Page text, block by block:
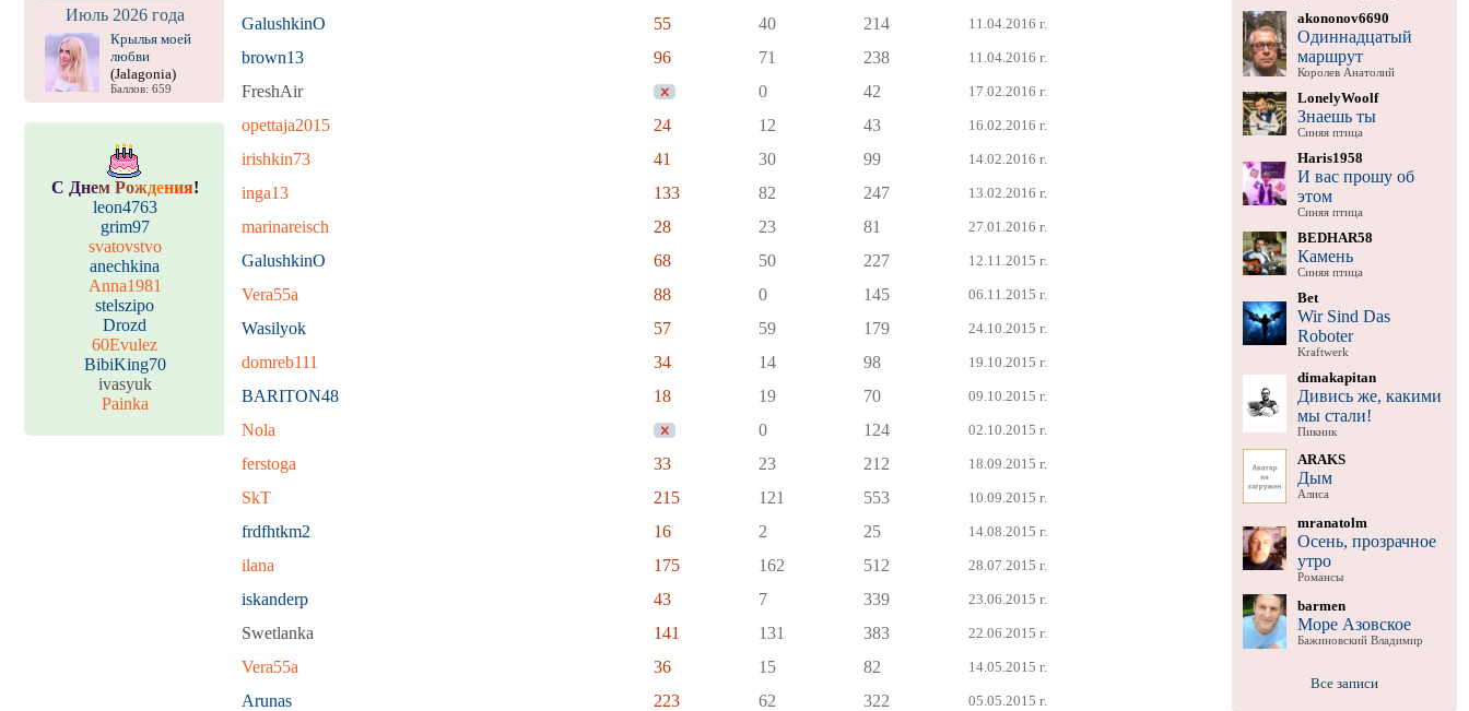
Июль 2026 года
Крылья моей
любви
(Jalagonia)
Баллов: 659
С Днем Рождения!
leon4763
grim97
svatovstvo
anechkina
Anna1981
stelszipo
Drozd
60Evulez
BibiKing70
ivasyuk
Painka
GalushkinO 55 40 214 11.04.2016 г.
brown13 96 71 238 11.04.2016 г.
FreshAir 0 42 17.02.2016 г.
opettaja2015 24 12 43 16.02.2016 г.
irishkin73 41 30 99 14.02.2016 г.
inga13 133 82 247 13.02.2016 г.
marinareisch 28 23 81 27.01.2016 г.
GalushkinO 68 50 227 12.11.2015 г.
Vera55a 88 0 145 06.11.2015 г.
Wasilyok 57 59 179 24.10.2015 г.
domreb111 34 14 98 19.10.2015 г.
BARITON48 18 19 70 09.10.2015 г.
Nola 0 124 02.10.2015 г.
ferstoga 33 23 212 18.09.2015 г.
SkT 215 121 553 10.09.2015 г.
frdfhtkm2 16 2 25 14.08.2015 г.
ilana 175 162 512 28.07.2015 г.
iskanderp 43 7 339 23.06.2015 г.
Swetlanka 141 131 383 22.06.2015 г.
Vera55a 36 15 82 14.05.2015 г.
Arunas 223 62 322 05.05.2015 г.
akononov6690
Одиннадцатый
маршрут
Королев Анатолий
LonelyWoolf
Знаешь ты
Синяя птица
Haris1958
И вас прошу об
этом
Синяя птица
BEDHAR58
Камень
Синяя птица
Bet
Wir Sind Das
Roboter
Kraftwerk
dimakapitan
Дивись же, какими
мы стали!
Пикник
ARAKS
Дым
Алиса
mranatolm
Осень, прозрачное
утро
Романсы
barmen
Море Азовское
Бажиновский Владимир
Все записи